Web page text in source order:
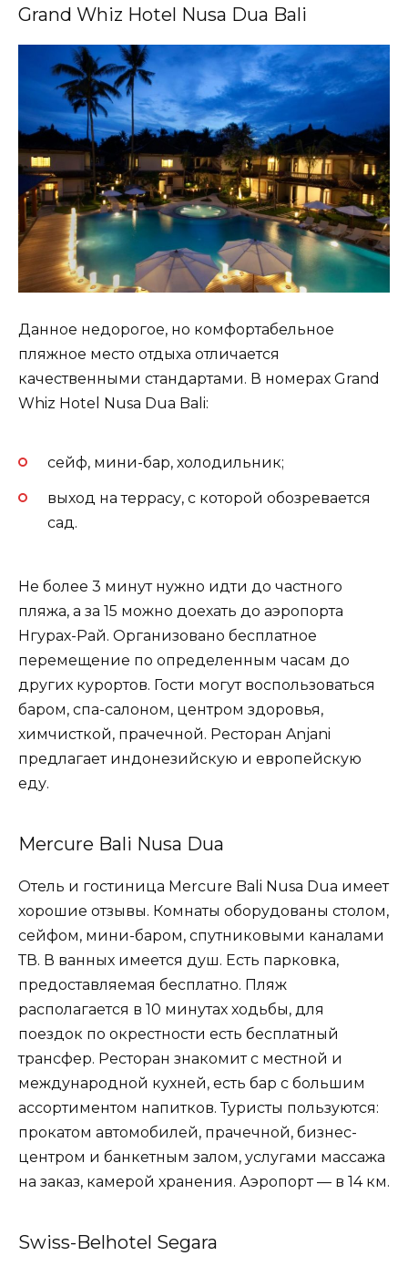
Grand Whiz Hotel Nusa Dua Bali
Данное недорогое, но комфортабельное
пляжное место отдыха отличается
качественными стандартами. В номерах Grand
Whiz Hotel Nusa Dua Bali:
сейф, мини-бар, холодильник;
выход на террасу, с которой обозревается
сад.
Не более 3 минут нужно идти до частного
пляжа, а за 15 можно доехать до аэропорта
Нгурах-Рай. Организовано бесплатное
перемещение по определенным часам до
других курортов. Гости могут воспользоваться
баром, спа-салоном, центром здоровья,
химчисткой, прачечной. Ресторан Anjani
предлагает индонезийскую и европейскую
еду.
Mercure Bali Nusa Dua
Отель и гостиница Mercure Bali Nusa Dua имеет
хорошие отзывы. Комнаты оборудованы столом,
сейфом, мини-баром, спутниковыми каналами
ТВ. В ванных имеется душ. Есть парковка,
предоставляемая бесплатно. Пляж
располагается в 10 минутах ходьбы, для
поездок по окрестности есть бесплатный
трансфер. Ресторан знакомит с местной и
международной кухней, есть бар с большим
ассортиментом напитков. Туристы пользуются:
прокатом автомобилей, прачечной, бизнес-
центром и банкетным залом, услугами массажа
на заказ, камерой хранения. Аэропорт — в 14 км.
Swiss-Belhotel Segara